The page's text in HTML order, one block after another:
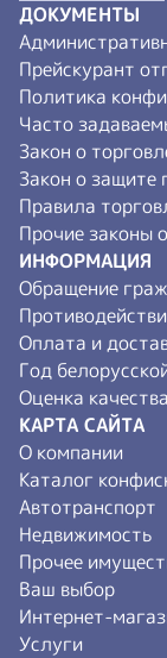
ДОКУМЕНТЫ
Прейскурант
Политика
Часто
Закон о
Закон о защите
Правила
Прочие законы
ИНФОРМАЦИЯ
Обращение
Оплата и
Год
Оценка
КАРТА САЙТА
О компании
Каталог
Автотранспорт
Недвижимость
Прочее
Ваш выбор
Интернет-
Услуги